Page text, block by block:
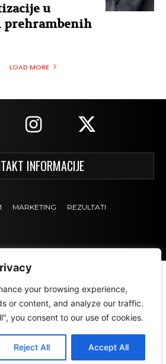
your browsing experience,
or content, and analyze our traffic.
you consent to our use of cookies.
Reject All Accept All
u
prehrambenih
LOAD MORE
INFORMACIJE
MARKETING REZULTATI